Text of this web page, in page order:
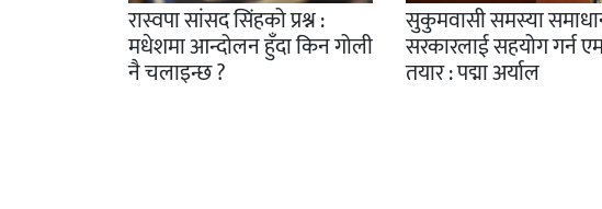
रास्वपा सांसद सिंहको प्रश्न :
मधेशमा आन्दोलन हुँदा किन गोली
नै चलाइन्छ ?
सुकुमवासी समस्या
सरकारलाई सहयोग गर्न
तयार : पद्मा अर्याल